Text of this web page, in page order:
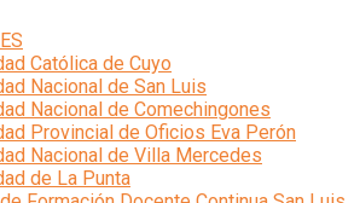
Católica de Cuyo
Nacional de San Luis
Nacional de Comechingones
Provincial de Oficios Eva Perón
Nacional de Villa Mercedes
de La Punta